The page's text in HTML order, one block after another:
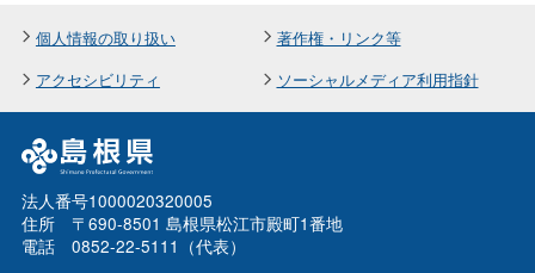
個人情報の取り扱い
著作権・リンク等
アクセシビリティ
ソーシャルメディア利用指針
法人番号1000020320005
住所 〒690-8501 島根県松江市殿町1番地
電話 0852-22-5111（代表）